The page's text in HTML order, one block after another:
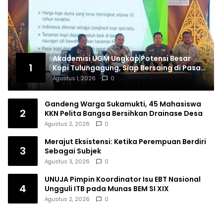
1
Akademisi UGM Ungkap Potensi Besar
Kopi Tulungagung, Siap Bersaing di Pasar
Nasional hingga Dunia
Agustus 1, 2026 0
2
Gandeng Warga Sukamukti, 45 Mahasiswa
KKN Pelita Bangsa Bersihkan Drainase Desa
Agustus 2, 2026 0
3
Merajut Eksistensi: Ketika Perempuan Berdiri
Sebagai Subjek
Agustus 3, 2026 0
4
UNUJA Pimpin Koordinator Isu EBT Nasional
Ungguli ITB pada Munas BEM SI XIX
Agustus 2, 2026 0